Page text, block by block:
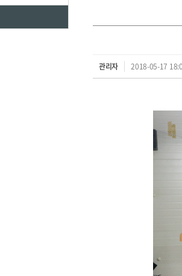
관리자 2018-05-17